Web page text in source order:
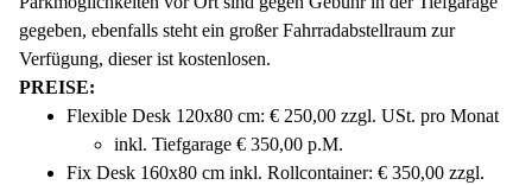
gegeben, ebenfalls steht ein großer Fahrradabstellraum zur
Verfügung, dieser ist kostenlosen.
PREISE:
Flexible Desk 120x80 cm: € 250,00 zzgl. USt. pro Monat
inkl. Tiefgarage € 350,00 p.M.
Fix Desk 160x80 cm inkl. Rollcontainer: € 350,00 zzgl.